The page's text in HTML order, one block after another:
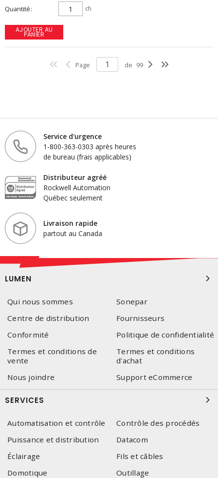
Quantité ch
AJOUTER AU
PANIER
Page de 99
Service d'urgence
1-800-363-0303 après heures
de bureau (frais applicables)
Distributeur agréé
Rockwell Automation
Québec seulement
Livraison rapide
partout au Canada
LUMEN
Qui nous sommes
Sonepar
Centre de distribution
Fournisseurs
Conformité
Politique de confidentialité
Termes et conditions de
vente
Termes et conditions
d'achat
Nous joindre
Support eCommerce
SERVICES
Automatisation et contrôle
Contrôle des procédés
Puissance et distribution
Datacom
Éclairage
Fils et câbles
Domotique
Outillage